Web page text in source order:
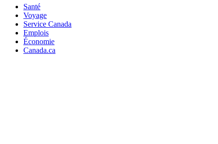
Santé
Voyage
Service Canada
Emplois
Économie
Canada.ca